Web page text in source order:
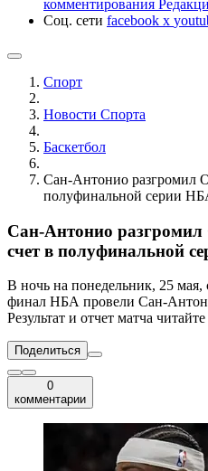
комментирования
Соц. сети facebook x
Спорт
Новости Cпорта
Баскетбол
Сан-Антонио разгромил
полуфинальной серии
Сан-Антонио
счет в полуфинальной
В ночь на понедельник, 25 мая,
финал НБА провели Сан-
Результат и отчет матча
Поделиться
0
комментарии